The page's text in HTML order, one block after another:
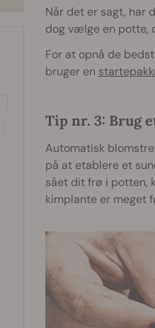
Når det er sagt, har
dog vælge en potte,
For at opnå de
bruger en
Tip nr. 3: Brug
Automatisk
på at etablere et
sået dit frø i potten,
kimplante er meget